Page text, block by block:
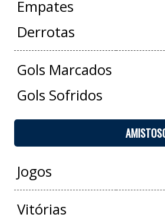
Empates
Derrotas
Gols Marcados
Gols Sofridos
Jogos
Vitórias